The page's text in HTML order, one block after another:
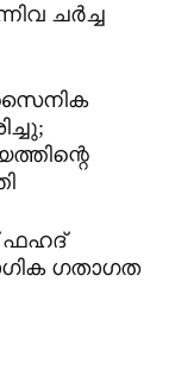
ചർച്ച
സൈനിക
ഫഹദ്
ഗതാഗത